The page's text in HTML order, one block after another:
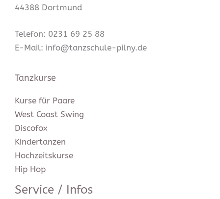
44388 Dortmund
Telefon: 0231 69 25 88
E-Mail: info@tanzschule-pilny.de
Tanzkurse
Kurse für Paare
West Coast Swing
Discofox
Kindertanzen
Hochzeitskurse
Hip Hop
Service / Infos